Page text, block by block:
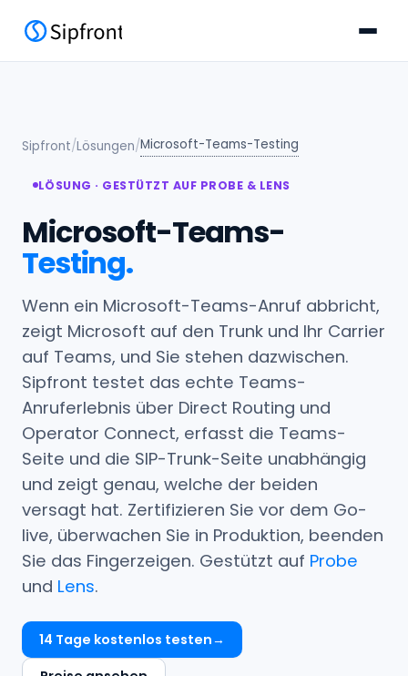
Sipfront/Lösungen/Microsoft-Teams-Testing
LÖSUNG · GESTÜTZT AUF PROBE & LENS
Microsoft-Teams-
Testing.
Wenn ein Microsoft-Teams-Anruf abbricht,
zeigt Microsoft auf den Trunk und Ihr Carrier
auf Teams, und Sie stehen dazwischen.
Sipfront testet das echte Teams-
Anruferlebnis über Direct Routing und
Operator Connect, erfasst die Teams-
Seite und die SIP-Trunk-Seite unabhängig
und zeigt genau, welche der beiden
versagt hat. Zertifizieren Sie vor dem Go-
live, überwachen Sie in Produktion, beenden
Sie das Fingerzeigen. Gestützt auf Probe
und Lens.
14 Tage kostenlos testen